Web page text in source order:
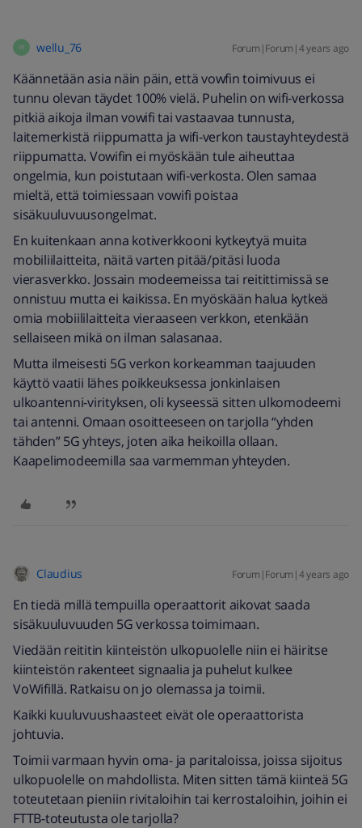
W wellu_76 Forum|Forum|4 years ago
Käännetään asia näin päin, että vowfin toimivuus ei
tunnu olevan täydet 100% vielä. Puhelin on wifi-verkossa
pitkiä aikoja ilman vowifi tai vastaavaa tunnusta,
laitemerkistä riippumatta ja wifi-verkon taustayhteydestä
riippumatta. Vowifin ei myöskään tule aiheuttaa
ongelmia, kun poistutaan wifi-verkosta. Olen samaa
mieltä, että toimiessaan vowifi poistaa
sisäkuuluvuusongelmat.
En kuitenkaan anna kotiverkkooni kytkeytyä muita
mobiliilaitteita, näitä varten pitää/pitäsi luoda
vierasverkko. Jossain modeemeissa tai reitittimissä se
onnistuu mutta ei kaikissa. En myöskään halua kytkeä
omia mobiililaitteita vieraaseen verkkon, etenkään
sellaiseen mikä on ilman salasanaa.
Mutta ilmeisesti 5G verkon korkeamman taajuuden
käyttö vaatii lähes poikkeuksessa jonkinlaisen
ulkoantenni-virityksen, oli kyseessä sitten ulkomodeemi
tai antenni. Omaan osoitteeseen on tarjolla “yhden
tähden” 5G yhteys, joten aika heikoilla ollaan.
Kaapelimodeemilla saa varmemman yhteyden.
Claudius Forum|Forum|4 years ago
En tiedä millä tempuilla operaattorit aikovat saada
sisäkuuluvuuden 5G verkossa toimimaan.
Viedään reititin kiinteistön ulkopuolelle niin ei häiritse
kiinteistön rakenteet signaalia ja puhelut kulkee
VoWifillä. Ratkaisu on jo olemassa ja toimii.
Kaikki kuuluvuushaasteet eivät ole operaattorista
johtuvia.
Toimii varmaan hyvin oma- ja paritaloissa, joissa sijoitus
ulkopuolelle on mahdollista. Miten sitten tämä kiinteä 5G
toteutetaan pieniin rivitaloihin tai kerrostaloihin, joihin ei
FTTB-toteutusta ole tarjolla?